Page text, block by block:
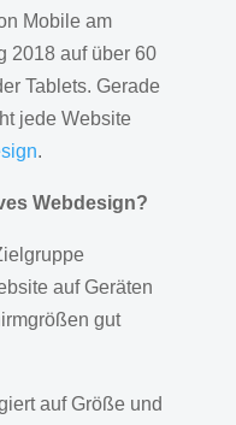
Mobile am
2018 auf über 60
Tablets. Gerade
jede Website
.
Webdesign?
auf Geräten
gut
auf Größe und